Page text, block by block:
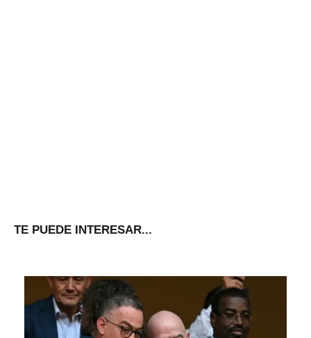
TE PUEDE INTERESAR...